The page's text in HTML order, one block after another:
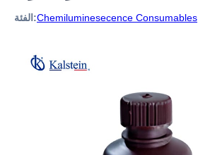
الفئة:Chemiluminesecence Consumables